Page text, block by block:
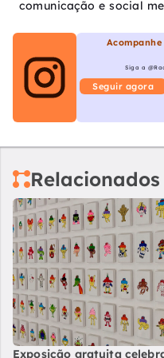
comunicação e social
Siga a
Seguir agora
Relacionados
Exposição gratuita